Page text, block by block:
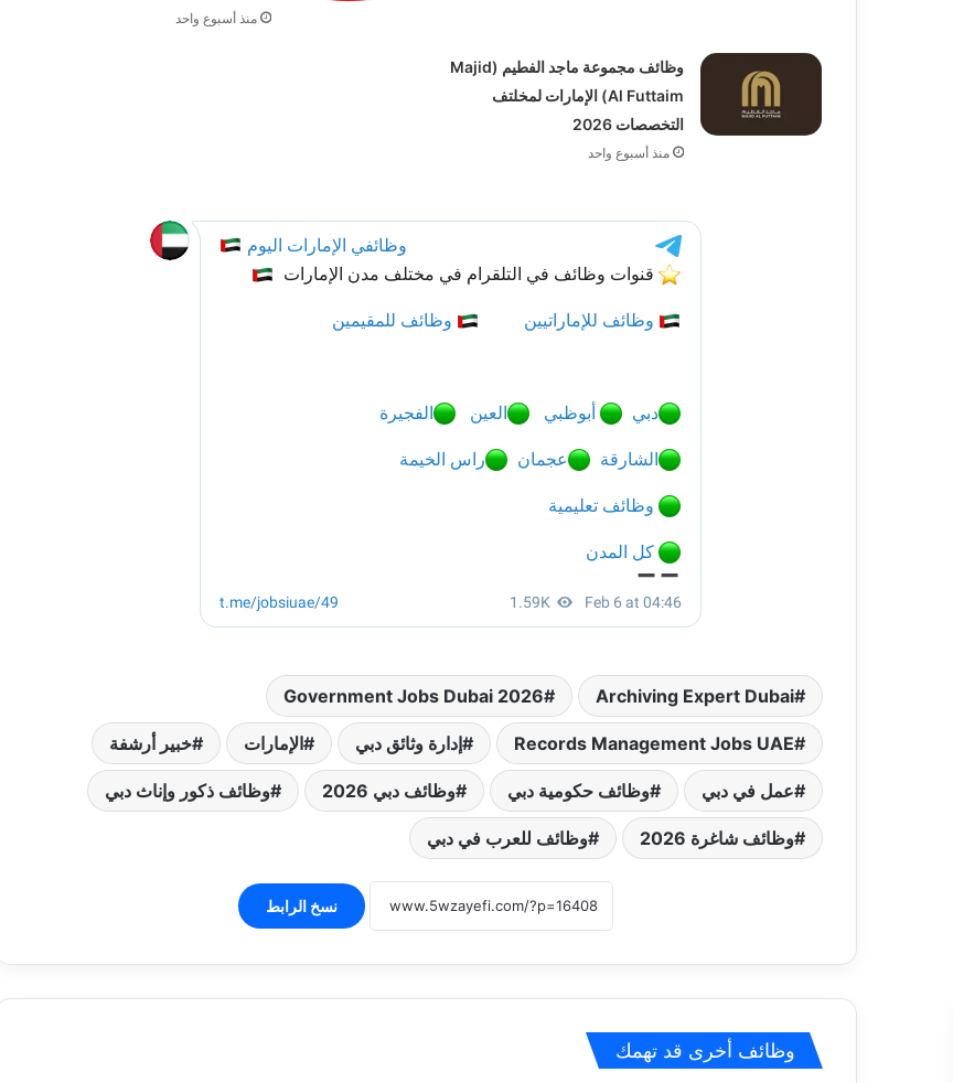
منذ أسبوع واحد
وظائف مجموعة ماجد الفطيم (Majid
Al Futtaim) الإمارات لمخلتف
التخصصات 2026
منذ أسبوع واحد
Archiving Expert Dubai
Government Jobs Dubai 2026
Records Management Jobs UAE إدارة وثائق دبي الإمارات خبير أرشفة
عمل في دبي وظائف حكومية دبي وظائف دبي 2026 وظائف ذكور وإناث دبي
وظائف شاغرة 2026 وظائف للعرب في دبي
نسخ الرابط
وظائف أخرى قد تهمك